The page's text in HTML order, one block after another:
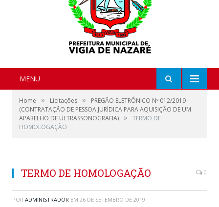
MENU
Home » Licitações »
PREGÃO ELETRÔNICO Nº 012/2019
(CONTRATAÇÃO DE PESSOA JURÍDICA PARA AQUISIÇÃO DE UM
APARELHO DE ULTRASSONOGRAFIA) »
TERMO DE
HOMOLOGAÇÃO
TERMO DE HOMOLOGAÇÃO 0
POR ADMINISTRADOR EM 26 DE SETEMBRO DE 2019